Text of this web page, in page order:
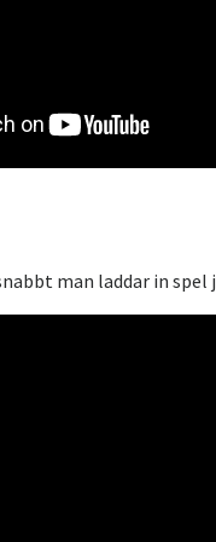
man laddar in spel